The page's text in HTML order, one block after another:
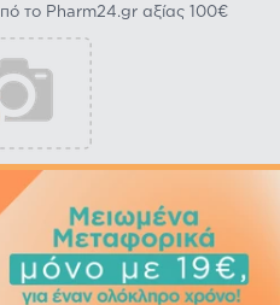
το Pharm24.gr αξίας 100€